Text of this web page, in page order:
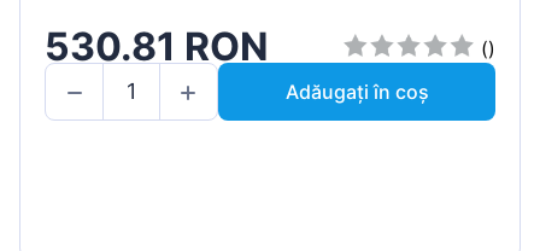
530.81 RON
()
Adăugați în coș